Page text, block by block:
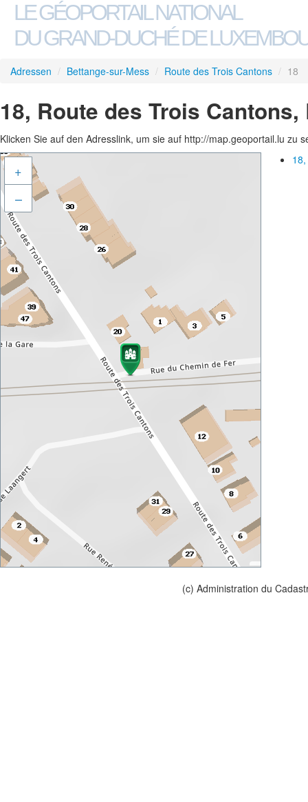
LE GÉOPORTAIL NATIONAL
DU GRAND-DUCHÉ DE
Adressen / Bettange-sur-Mess / Route des Trois Cantons / 18
18, Route des Trois
Klicken Sie auf den Adresslink, um sie auf http://map.geoportail.lu zu
+
–
(c) Administration du